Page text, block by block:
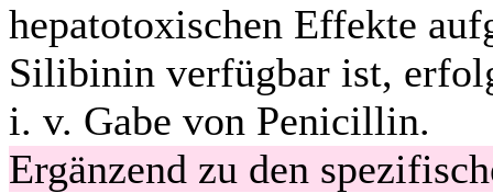
hepatotoxischen Effekte
Silibinin verfügbar ist,
i. v. Gabe von Penicillin.
Ergänzend zu den